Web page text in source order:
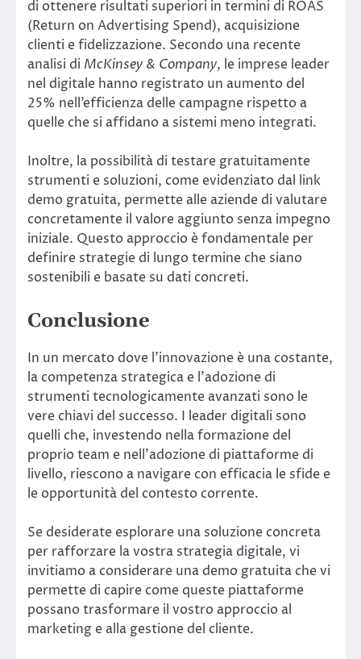
di ottenere risultati superiori in termini di ROAS
(Return on Advertising Spend), acquisizione
clienti e fidelizzazione. Secondo una recente
analisi di McKinsey & Company, le imprese leader
nel digitale hanno registrato un aumento del
25% nell’efficienza delle campagne rispetto a
quelle che si affidano a sistemi meno integrati.
Inoltre, la possibilità di testare gratuitamente
strumenti e soluzioni, come evidenziato dal link
demo gratuita, permette alle aziende di valutare
concretamente il valore aggiunto senza impegno
iniziale. Questo approccio è fondamentale per
definire strategie di lungo termine che siano
sostenibili e basate su dati concreti.
Conclusione
In un mercato dove l’innovazione è una costante,
la competenza strategica e l’adozione di
strumenti tecnologicamente avanzati sono le
vere chiavi del successo. I leader digitali sono
quelli che, investendo nella formazione del
proprio team e nell’adozione di piattaforme di
livello, riescono a navigare con efficacia le sfide e
le opportunità del contesto corrente.
Se desiderate esplorare una soluzione concreta
per rafforzare la vostra strategia digitale, vi
invitiamo a considerare una demo gratuita che vi
permette di capire come queste piattaforme
possano trasformare il vostro approccio al
marketing e alla gestione del cliente.